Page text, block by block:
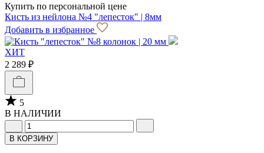
Купить по персональной цене
Кисть из нейлона №4 "лепесток" | 8мм
Добавить в избранное
ХИТ
2 289 ₽
5
В НАЛИЧИИ
В КОРЗИНУ